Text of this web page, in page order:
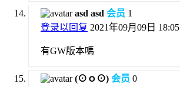
asd asd 会员 1
登录以回复 2021年09月09日 18:05
有GW版本嗎
(⊙ｏ⊙) 会员 0